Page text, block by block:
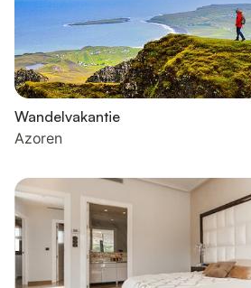
Wandelvakantie
Azoren